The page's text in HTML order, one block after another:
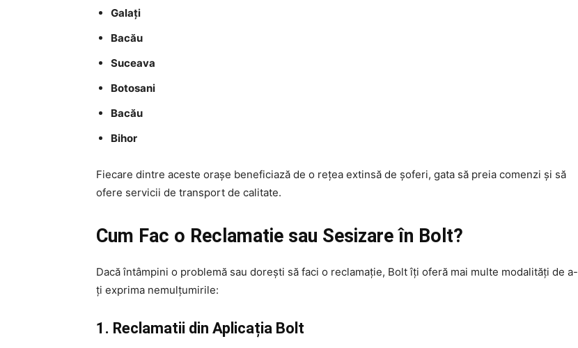
Galați
Bacău
Suceava
Botosani
Bacău
Bihor
Fiecare dintre aceste orașe beneficiază de o rețea extinsă de șoferi, gata să preia comenzi și să
ofere servicii de transport de calitate.
Cum Fac o Reclamatie sau Sesizare în Bolt?
Dacă întâmpini o problemă sau dorești să faci o reclamație, Bolt îți oferă mai multe modalități de a-
ți exprima nemulțumirile:
1. Reclamatii din Aplicația Bolt